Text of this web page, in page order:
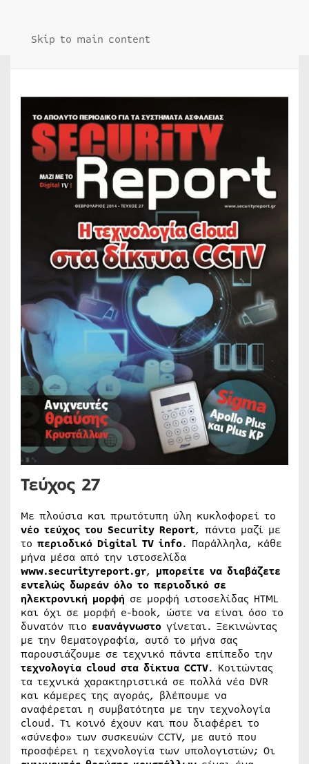
Skip to main content
Τεύχος 27
Με πλούσια και πρωτότυπη ύλη κυκλοφορεί το
νέο τεύχος του Security Report, πάντα μαζί με
το περιοδικό Digital TV info. Παράλληλα, κάθε
μήνα μέσα από την ιστοσελίδα
www.securityreport.gr, μπορείτε να διαβάζετε
εντελώς δωρεάν όλο το περιοδικό σε
ηλεκτρονική μορφή σε μορφή ιστοσελίδας HTML
και όχι σε μορφή e-book, ώστε να είναι όσο το
δυνατόν πιο ευανάγνωστο γίνεται. Ξεκινώντας
με την θεματογραφία, αυτό το μήνα σας
παρουσιάζουμε σε τεχνικό πάντα επίπεδο την
τεχνολογία cloud στα δίκτυα CCTV. Κοιτώντας
τα τεχνικά χαρακτηριστικά σε πολλά νέα DVR
και κάμερες της αγοράς, βλέπουμε να
αναφέρεται η συμβατότητα με την τεχνολογία
cloud. Τι κοινό έχουν και που διαφέρει το
«σύνεφο» των συσκευών CCTV, με αυτό που
προσφέρει η τεχνολογία των υπολογιστών; Οι